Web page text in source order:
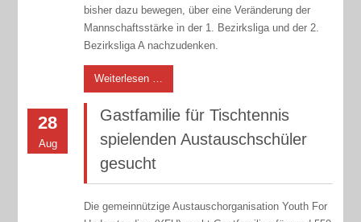
bisher dazu bewegen, über eine Veränderung der
Mannschaftsstärke in der 1. Bezirksliga und der 2.
Bezirksliga A nachzudenken.
Weiterlesen …
28
Aug
Gastfamilie für Tischtennis
spielenden Austauschschüler
gesucht
Die gemeinnützige Austauschorganisation Youth For